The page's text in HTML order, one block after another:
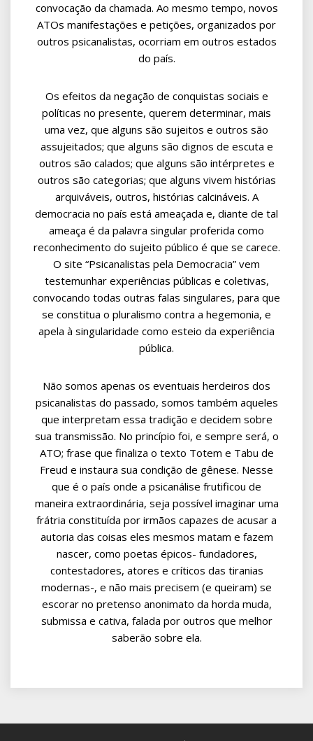
convocação da chamada. Ao mesmo tempo, novos
ATOs manifestações e petições, organizados por
outros psicanalistas, ocorriam em outros estados
do país.
Os efeitos da negação de conquistas sociais e
políticas no presente, querem determinar, mais
uma vez, que alguns são sujeitos e outros são
assujeitados; que alguns são dignos de escuta e
outros são calados; que alguns são intérpretes e
outros são categorias; que alguns vivem histórias
arquiváveis, outros, histórias calcináveis. A
democracia no país está ameaçada e, diante de tal
ameaça é da palavra singular proferida como
reconhecimento do sujeito público é que se carece.
O site “Psicanalistas pela Democracia” vem
testemunhar experiências públicas e coletivas,
convocando todas outras falas singulares, para que
se constitua o pluralismo contra a hegemonia, e
apela à singularidade como esteio da experiência
pública.
Não somos apenas os eventuais herdeiros dos
psicanalistas do passado, somos também aqueles
que interpretam essa tradição e decidem sobre
sua transmissão. No princípio foi, e sempre será, o
ATO; frase que finaliza o texto Totem e Tabu de
Freud e instaura sua condição de gênese. Nesse
que é o país onde a psicanálise frutificou de
maneira extraordinária, seja possível imaginar uma
frátria constituída por irmãos capazes de acusar a
autoria das coisas eles mesmos matam e fazem
nascer, como poetas épicos- fundadores,
contestadores, atores e críticos das tiranias
modernas-, e não mais precisem (e queiram) se
escorar no pretenso anonimato da horda muda,
submissa e cativa, falada por outros que melhor
saberão sobre ela.